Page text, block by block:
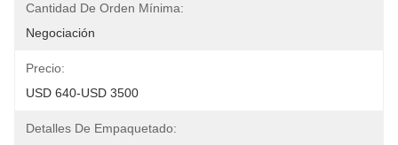
Cantidad De Orden Mínima:
Negociación
Precio:
USD 640-USD 3500
Detalles De Empaquetado: